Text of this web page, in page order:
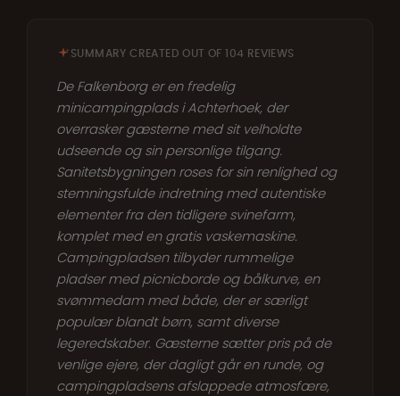
SUMMARY CREATED OUT OF 104 REVIEWS
De Falkenborg er en fredelig
minicampingplads i Achterhoek, der
overrasker gæsterne med sit velholdte
udseende og sin personlige tilgang.
Sanitetsbygningen roses for sin renlighed og
stemningsfulde indretning med autentiske
elementer fra den tidligere svinefarm,
komplet med en gratis vaskemaskine.
Campingpladsen tilbyder rummelige
pladser med picnicborde og bålkurve, en
svømmedam med både, der er særligt
populær blandt børn, samt diverse
legeredskaber. Gæsterne sætter pris på de
venlige ejere, der dagligt går en runde, og
campingpladsens afslappede atmosfære,